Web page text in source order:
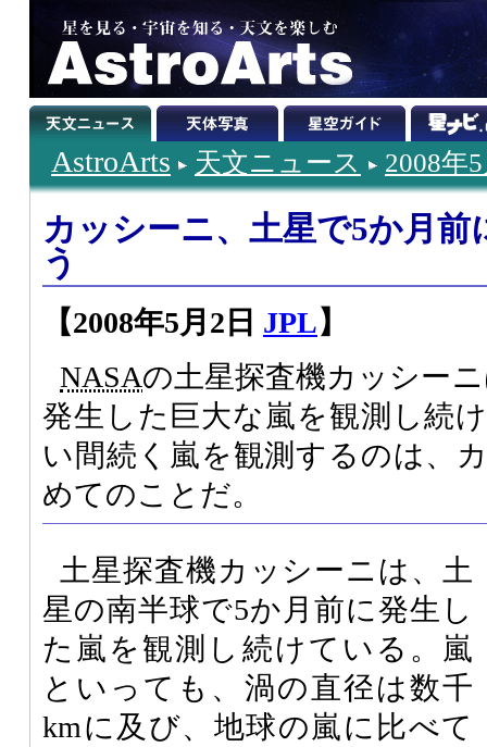
AstroArts 天文ニュース 2008年
カッシーニ、土星で5か月前
う
【2008年5月2日 JPL】
NASAの土星探査機カッシー
発生した巨大な嵐を観測し続
い間続く嵐を観測するのは、
めてのことだ。
土星探査機カッシーニは、土
星の南半球で5か月前に発生し
た嵐を観測し続けている。嵐
といっても、渦の直径は数千
kmに及び、地球の嵐に比べて